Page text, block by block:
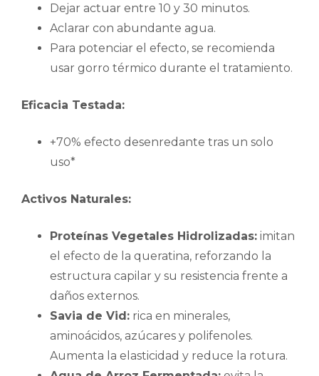
Dejar actuar entre 10 y 30 minutos.
Aclarar con abundante agua.
Para potenciar el efecto, se recomienda
usar gorro térmico durante el tratamiento.
Eficacia Testada:
+70% efecto desenredante tras un solo
uso*
Activos Naturales:
Proteínas Vegetales Hidrolizadas: imitan
el efecto de la queratina, reforzando la
estructura capilar y su resistencia frente a
daños externos.
Savia de Vid: rica en minerales,
aminoácidos, azúcares y polifenoles.
Aumenta la elasticidad y reduce la rotura.